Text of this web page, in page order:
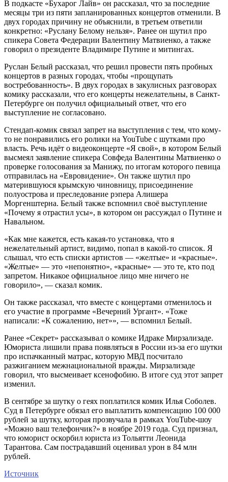
В подкасте «Бухарог Лайв» он рассказал, что за последние
месяцы три из пяти запланированных концертов отменили. В
двух городах причину не объяснили, в третьем ответили
конкретно: «Руслану Белому нельзя». Ранее он шутил про
спикера Совета Федерации Валентину Матвиенко, а также
говорил о президенте Владимире Путине и митингах.
Руслан Белый рассказал, что решил провести пять пробных
концертов в разных городах, чтобы «прощупать
востребованность». В двух городах в закулисных разговорах
комику рассказали, что его концерты нежелательны, в Санкт-
Петербурге он получил официальный ответ, что его
выступление не согласовано.
Стендап-комик связал запрет на выступления с тем, что кому-
то не понравились его ролики на YouTube с шутками про
власть. Речь идёт о видеоконцерте «Я свой», в котором Белый
высмеял заявление спикера Совфеда Валентины Матвиенко о
проверке голосования за Манижу, по итогам которого певица
отправилась на «Евровидение». Он также шутил про
матерившуюся крымскую чиновницу, присоединение
полуострова и преследование рэпера Алишера
Моргенштерна. Белый также вспомнил своё выступление
«Почему я отрастил усы», в котором он рассуждал о Путине и
Навальном.
«Как мне кажется, есть какая-то установка, что я
нежелательный артист, видимо, попал в какой-то список. Я
слышал, что есть списки артистов — «желтые» и «красные».
«Желтые» — это «непонятно», «красные» — это те, кто под
запретом. Никакое официальное лицо мне ничего не
говорило», — сказал комик.
Он также рассказал, что вместе с концертами отменилось и
его участие в программе «Вечерний Ургант». «Тоже
написали: «К сожалению, нет»», — вспомнил Белый.
Ранее «Секрет» рассказывал о комике Идраке Мирзализаде.
Юмориста лишили права появляться в России из-за его шутки
про испачканный матрас, которую МВД посчитало
разжиганием межнациональной вражды. Мирзализаде
говорил, что высмеивает ксенофобию. В итоге суд этот запрет
изменил.
В сентябре за шутку о геях поплатился комик Илья Соболев.
Суд в Петербурге обязал его выплатить компенсацию 100 000
рублей за шутку, которая прозвучала в рамках YouTube-шоу
«Можно ваш телефончик?» в ноябре 2019 года. Суд признал,
что юморист оскорбил юриста из Тольятти Леонида
Тарантова. Сам пострадавший оценивал урон в 84 млн
рублей.
Источник